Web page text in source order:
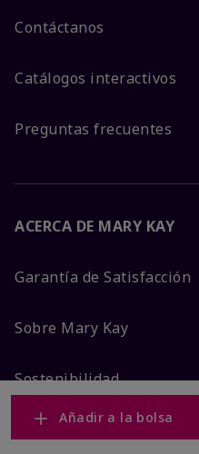
Añadir a la bolsa
Contáctanos
Catálogos interactivos
Preguntas frecuentes
ACERCA DE MARY KAY
Garantía de Satisfacción
Sobre Mary Kay
Sostenibilidad
Promesa De Producto